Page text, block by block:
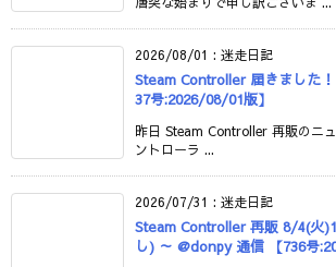
2026/08/01 : 迷走日記
Steam Controller 届きました
37号:2026/08/01版】
昨日 Steam Controller 再販のニ
ントローラ ...
2026/07/31 : 迷走日記
Steam Controller 再販 8/4(火
し) ～ @donpy 通信 【736号